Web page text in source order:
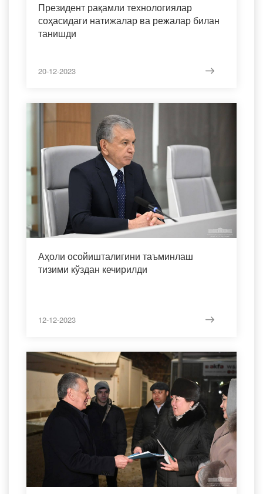
Президент рақамли технологиялар
соҳасидаги натижалар ва режалар билан
танишди
20-12-2023
Аҳоли осойишталигини таъминлаш
тизими кўздан кечирилди
12-12-2023